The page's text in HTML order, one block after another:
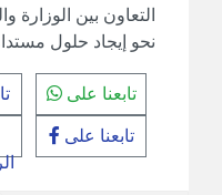
التعاون بين
نحو إيجاد حلول
تابعنا على
تابعنا على